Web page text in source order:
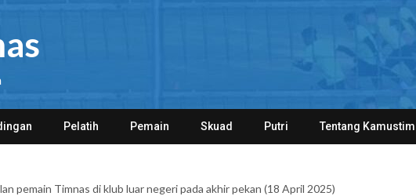
Pelatih Pemain Skuad Putri Tentang
pemain Timnas di klub luar negeri pada akhir pekan (18 April 2025)